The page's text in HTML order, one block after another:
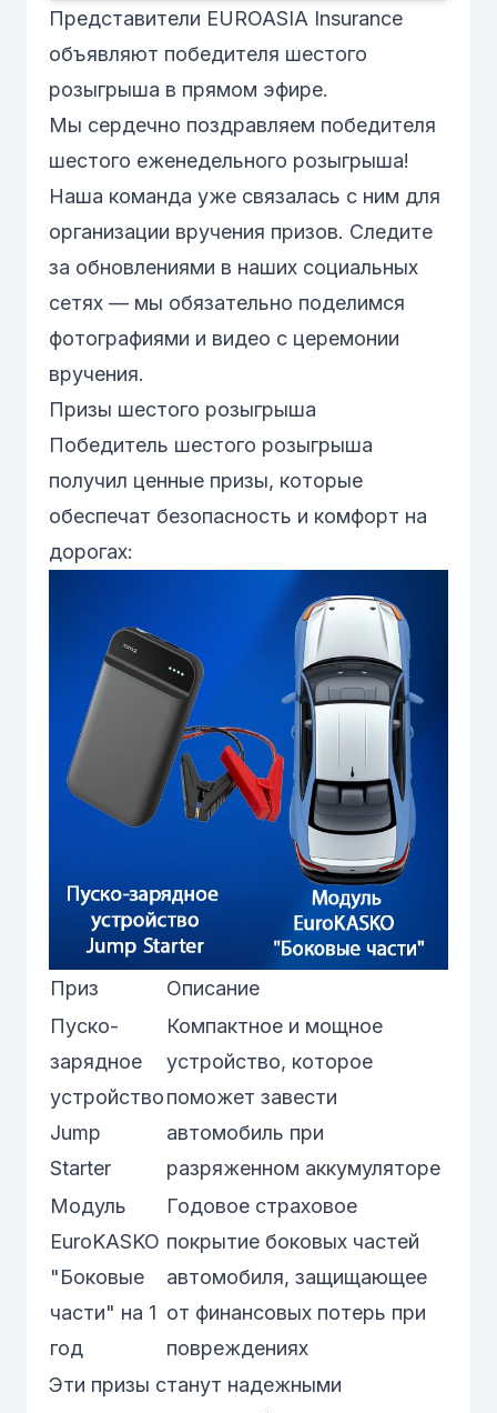
Представители EUROASIA Insurance
объявляют победителя шестого
розыгрыша в прямом эфире.
Мы сердечно поздравляем победителя
шестого еженедельного розыгрыша!
Наша команда уже связалась с ним для
организации вручения призов. Следите
за обновлениями в наших социальных
сетях — мы обязательно поделимся
фотографиями и видео с церемонии
вручения.
Призы шестого розыгрыша
Победитель шестого розыгрыша
получил ценные призы, которые
обеспечат безопасность и комфорт на
дорогах:
Приз
Описание
Пуско-
зарядное
устройство
Jump
Starter
Компактное и мощное
устройство, которое
поможет завести
автомобиль при
разряженном аккумуляторе
Модуль
EuroKASKO
"Боковые
части" на 1
год
Годовое страховое
покрытие боковых частей
автомобиля, защищающее
от финансовых потерь при
повреждениях
Эти призы станут надежными